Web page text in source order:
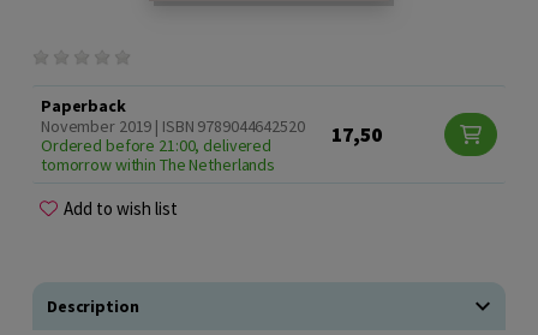
Paperback
November 2019 | ISBN 9789044642520
Ordered before 21:00, delivered
tomorrow within The Netherlands
17,50
Add to wish list
Description